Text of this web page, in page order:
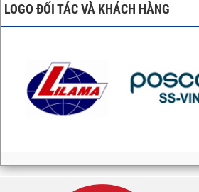
LOGO ĐỐI TÁC VÀ KHÁCH HÀNG